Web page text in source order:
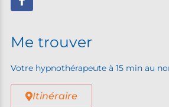
Me trouver
Votre hypnothérapeute à 15 min au
Itinéraire